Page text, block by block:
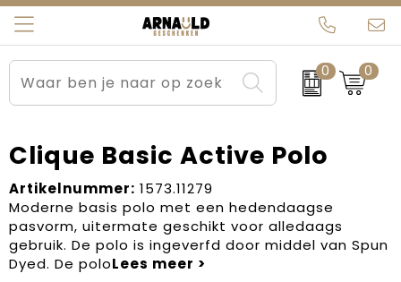
0 0
Relatiegeschenken
Sportkleding
Werkkleding
Kleding en textiel
Tassen
Beurs en Evenementen
Brievenbuspakketten
Carnaval
Dag van de Zorg
Kerstartikelen
Arnauld Kerstpakketten
MijnEigenKadootje
Ons team
Contact
Blogs
Clique Basic Active Polo
Artikelnummer: 1573.11279
Moderne basis polo met een hedendaagse
pasvorm, uitermate geschikt voor alledaags
gebruik. De polo is ingeverfd door middel van Spun
Dyed. De polo